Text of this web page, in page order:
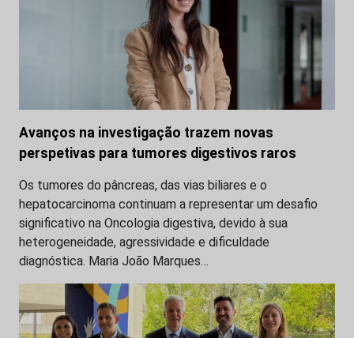
Avanços na investigação trazem novas
perspetivas para tumores digestivos raros
Os tumores do pâncreas, das vias biliares e o
hepatocarcinoma continuam a representar um desafio
significativo na Oncologia digestiva, devido à sua
heterogeneidade, agressividade e dificuldade
diagnóstica. Maria João Marques…